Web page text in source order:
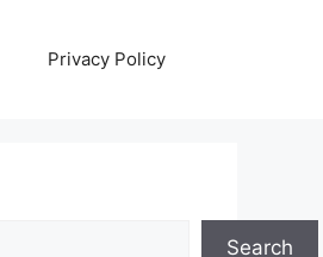
Privacy Policy
Search